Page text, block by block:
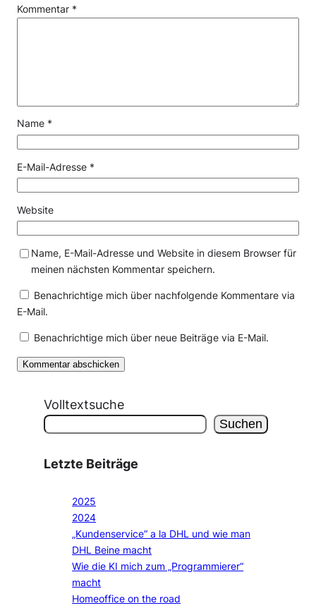
Kommentar *
Name *
E-Mail-Adresse *
Website
Name, E-Mail-Adresse und Website in diesem Browser für
meinen nächsten Kommentar speichern.
Benachrichtige mich über nachfolgende Kommentare via
E-Mail.
Benachrichtige mich über neue Beiträge via E-Mail.
Volltextsuche
Suchen
Letzte Beiträge
2025
2024
„Kundenservice“ a la DHL und wie man
DHL Beine macht
Wie die KI mich zum „Programmierer“
macht
Homeoffice on the road